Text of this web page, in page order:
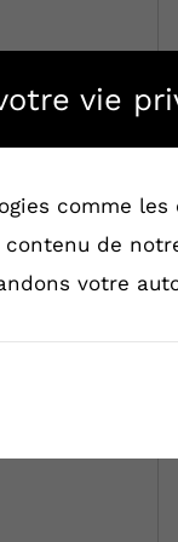
outils, de
vie
comme
de
votre